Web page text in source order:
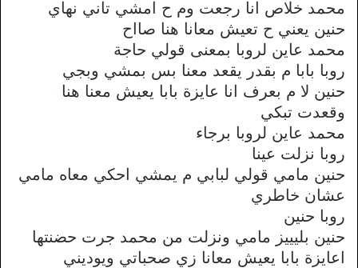
محمد خلاص انا رجعت وم ح امشي تاني نهاي
حنين يعني ح تعيش معانا هنا صااح
محمد عاين لروبا بمعنى قولي حاجة
روبا بابا م بقدر يقعد معنا بس بمشي وبجي
حنين لا م بعرف انا عايزة بابا يعيش معنا هنا
وقعدت تبكي
محمد عاين لروبا برجاء
روبا نزلت عينا
حنين مامي قولي لبابي م يمشي احكي معاه مامي
عشان خاطري
روبا حنين
حنين بليييز مامي ونزلت من محمد جرت حضنتها
اعايزة بابا يعيش معانا زي صحباتي ويوديني